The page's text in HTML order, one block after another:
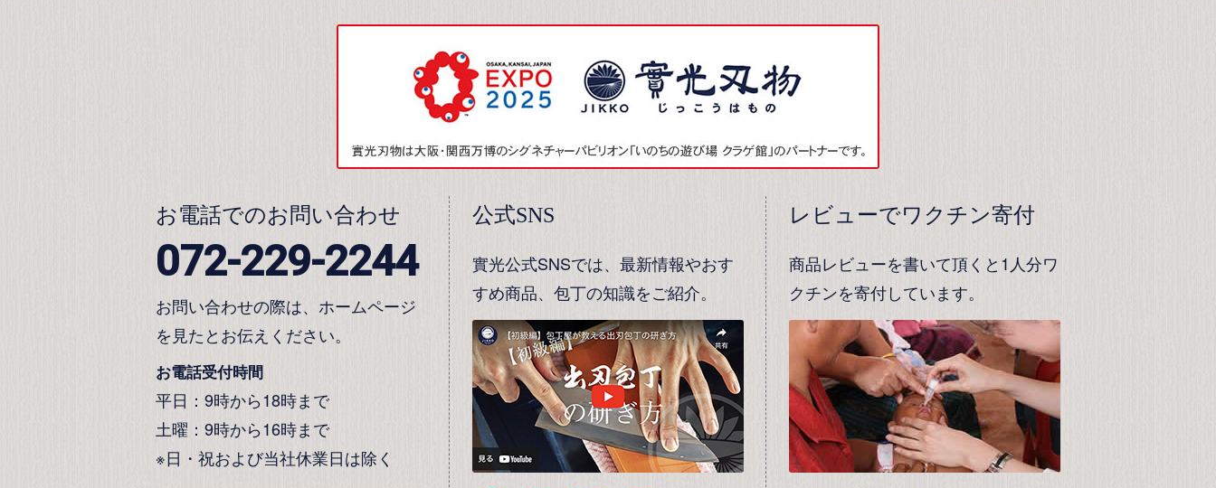
お電話でのお問い合わせ
072-229-2244
お問い合わせの際は、ホームページ
を見たとお伝えください。
お電話受付時間
平日：9時から18時まで
土曜：9時から16時まで
※日・祝および当社休業日は除く
公式SNS
實光公式SNSでは、最新情報やおす
すめ商品、包丁の知識をご紹介。
レビューでワクチン寄付
商品レビューを書いて頂くと1人分ワ
クチンを寄付しています。